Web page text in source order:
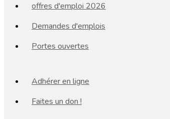
offres d'emploi 2026
Demandes d'emplois
Portes ouvertes
Adhérer en ligne
Faites un don !